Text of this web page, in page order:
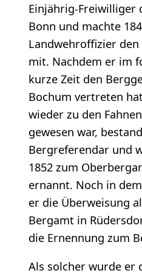
Einjährig-Freiwilliger
Bonn und machte
Landwehroffizier den
mit. Nachdem er im
kurze Zeit den
Bochum vertreten
wieder zu den
gewesen war,
Bergreferendar und
1852 zum
ernannt. Noch in
er die Überweisung
Bergamt in
die Ernennung zum
Als solcher wurde er